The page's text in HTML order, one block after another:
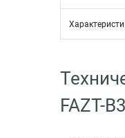
FAZT-